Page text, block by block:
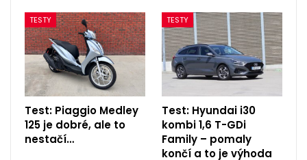
TESTY
Test: Piaggio Medley
125 je dobré, ale to
nestačí…
TESTY
Test: Hyundai i30
kombi 1,6 T-GDi
Family – pomaly
končí a to je výhoda